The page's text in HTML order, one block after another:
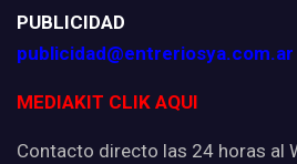
PUBLICIDAD
publicidad@entreriosya.com.ar
MEDIAKIT CLIK AQUI
Contacto directo las 24 horas al